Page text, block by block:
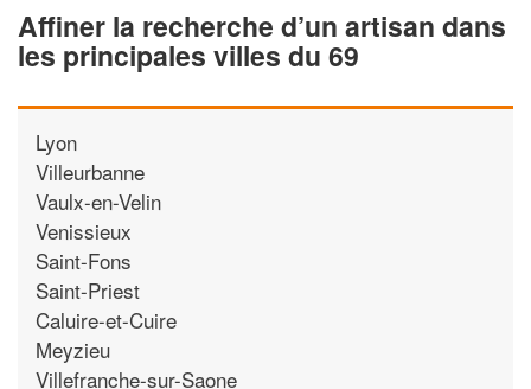
Affiner la recherche d’un artisan dans
les principales villes du 69
Lyon
Villeurbanne
Vaulx-en-Velin
Venissieux
Saint-Fons
Saint-Priest
Caluire-et-Cuire
Meyzieu
Villefranche-sur-Saone